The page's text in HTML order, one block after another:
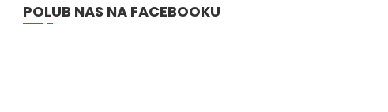
POLUB NAS NA FACEBOOKU